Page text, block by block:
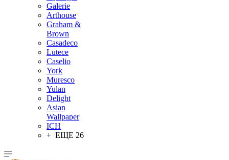
Galerie
Arthouse
Graham &
Brown
Casadeco
Lutece
Caselio
York
Muresco
Yulan
Delight
Asian
Wallpaper
ICH
+ ЕЩЕ 26